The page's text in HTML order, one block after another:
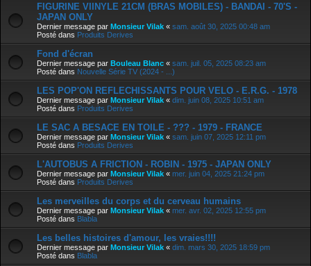
FIGURINE VIINYLE 21CM (BRAS MOBILES) - BANDAI - 70'S -
JAPAN ONLY
Dernier message par Monsieur Vilak « sam. août 30, 2025 00:48 am
Posté dans Produits Derives
Fond d'écran
Dernier message par Bouleau Blanc « sam. juil. 05, 2025 08:23 am
Posté dans Nouvelle Série TV (2024 - ...)
LES POP'ON REFLECHISSANTS POUR VELO - E.R.G. - 1978
Dernier message par Monsieur Vilak « dim. juin 08, 2025 10:51 am
Posté dans Produits Derives
LE SAC A BESACE EN TOILE - ??? - 1979 - FRANCE
Dernier message par Monsieur Vilak « sam. juin 07, 2025 12:11 pm
Posté dans Produits Derives
L'AUTOBUS A FRICTION - ROBIN - 1975 - JAPAN ONLY
Dernier message par Monsieur Vilak « mer. juin 04, 2025 21:24 pm
Posté dans Produits Derives
Les merveilles du corps et du cerveau humains
Dernier message par Monsieur Vilak « mer. avr. 02, 2025 12:55 pm
Posté dans Blabla
Les belles histoires d'amour, les vraies!!!!
Dernier message par Monsieur Vilak « dim. mars 30, 2025 18:59 pm
Posté dans Blabla